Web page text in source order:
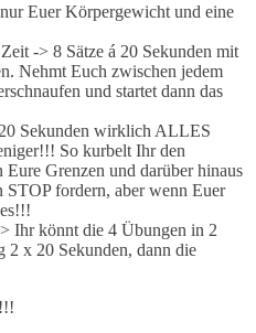
Euer Körpergewicht und eine
-> 8 Sätze á 20 Sekunden mit
Nehmt Euch zwischen jedem
und startet dann das
Sekunden wirklich ALLES
So kurbelt Ihr den
Grenzen und darüber hinaus
fordern, aber wenn Euer
Ihr könnt die 4 Übungen in 2
2 x 20 Sekunden, dann die